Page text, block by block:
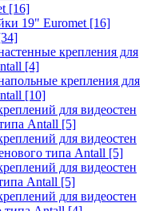
[16]
19" Euromet [16]
крепления для
[4]
крепления для
[10]
для видеостен
Antall [5]
для видеостен
типа Antall [5]
для видеостен
Antall [5]
для видеостен